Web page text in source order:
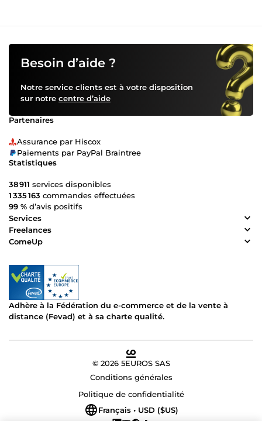
Besoin d’aide ?
Notre service clients est à votre disposition
sur notre centre d’aide
Partenaires
Assurance par Hiscox
Paiements par PayPal Braintree
Statistiques
38 911 services disponibles
1 335 163 commandes effectuées
99 % d’avis positifs
Services
Freelances
ComeUp
Adhère à la Fédération du e-commerce et de la vente à
distance (Fevad) et à sa charte qualité.
© 2026 5EUROS SAS
Conditions générales
Politique de confidentialité
Français • USD ($US)